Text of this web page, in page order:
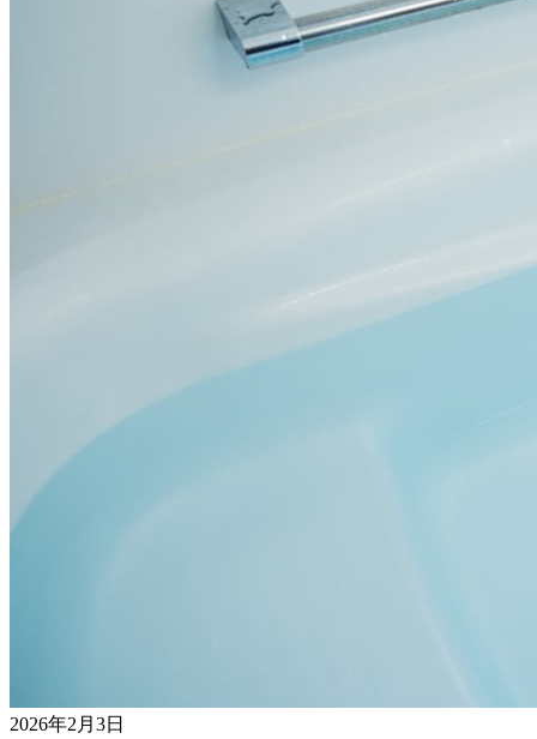
2026年2月3日